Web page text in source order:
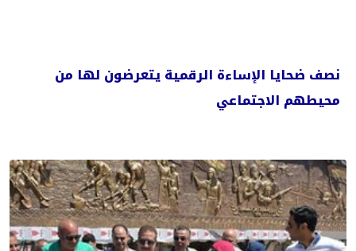
نصف ضحايا الإساءة الرقمية يتعرضون لها من
محيطهم الاجتماعي